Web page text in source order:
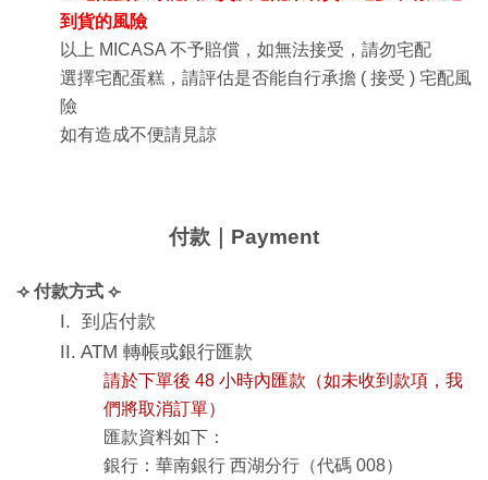
到貨的風險
以上 MICASA 不予賠償，如無法接受，請勿宅配
選擇宅配蛋糕，請評估是否能自行承擔 ( 接受 ) 宅配風
險
如有造成不便請見諒
付款｜Payment
⟢ 付款方式 ⟣
I.  到店付款
II. ATM 轉帳或銀行匯款
請於下單後 48 小時內匯款（如未收到款項，我
們將取消訂單）
匯款資料如下：
銀行：華南銀行 西湖分行（代碼 008）